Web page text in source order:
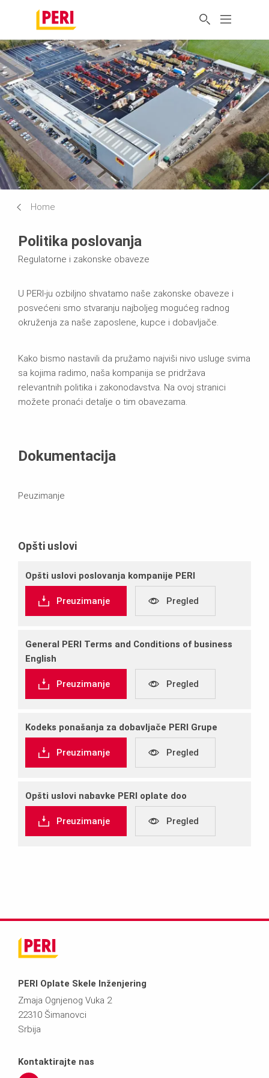
Home
Politika poslovanja
Regulatorne i zakonske obaveze
U PERI-ju ozbiljno shvatamo naše zakonske obaveze i
posvećeni smo stvaranju najboljeg mogućeg radnog
okruženja za naše zaposlene, kupce i dobavljače.
Kako bismo nastavili da pružamo najviši nivo usluge svima
sa kojima radimo, naša kompanija se pridržava
relevantnih politika i zakonodavstva. Na ovoj stranici
možete pronaći detalje o tim obavezama.
Dokumentacija
Peuzimanje
Opšti uslovi
Opšti uslovi poslovanja kompanije PERI
Preuzimanje Pregled
General PERI Terms and Conditions of business
English
Preuzimanje Pregled
Kodeks ponašanja za dobavljače PERI Grupe
Preuzimanje Pregled
Opšti uslovi nabavke PERI oplate doo
Preuzimanje Pregled
PERI Oplate Skele Inženjering
Zmaja Ognjenog Vuka 2
22310 Šimanovci
Srbija
Kontaktirajte nas